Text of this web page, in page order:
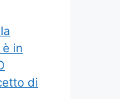
in
di